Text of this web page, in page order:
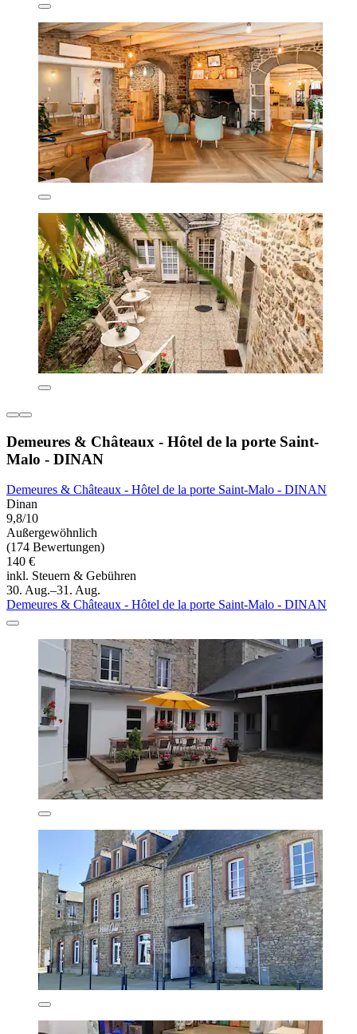
Demeures & Châteaux - Hôtel de la porte Saint-
Malo - DINAN
Demeures & Châteaux - Hôtel de la porte Saint-Malo - DINAN
Dinan
9,8/10
Außergewöhnlich
(174 Bewertungen)
140 €
inkl. Steuern & Gebühren
30. Aug.–31. Aug.
Demeures & Châteaux - Hôtel de la porte Saint-Malo - DINAN